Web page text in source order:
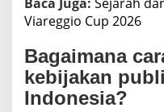
Viareggio Cup 2026
Bagaimana
kebijakan
Indonesia?